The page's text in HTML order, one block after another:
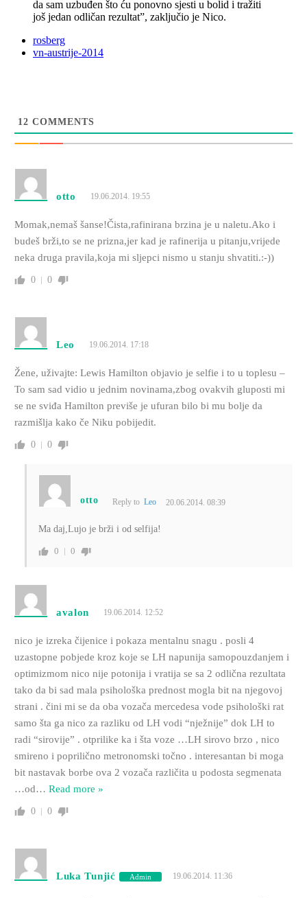
da sam uzbuđen što ću ponovno sjesti u bolid i tražiti
još jedan odličan rezultat”, zaključio je Nico.
rosberg
vn-austrije-2014
12 COMMENTS
otto 19.06.2014. 19:55
Momak,nemaš šanse!Čista,rafinirana brzina je u naletu.Ako i
budeš brži,to se ne prizna,jer kad je rafinerija u pitanju,vrijede
neka druga pravila,koja mi sljepci nismo u stanju shvatiti.:-))
0 0
Leo 19.06.2014. 17:18
Žene, uživajte: Lewis Hamilton objavio je selfie i to u toplesu –
To sam sad vidio u jednim novinama,zbog ovakvih gluposti mi
se ne sviđa Hamilton previše je ufuran bilo bi mu bolje da
razmišlja kako če Niku pobijedit.
0 0
otto Reply to Leo 20.06.2014. 08:39
Ma daj,Lujo je brži i od selfija!
0 0
avalon 19.06.2014. 12:52
nico je izreka čijenice i pokaza mentalnu snagu . posli 4
uzastopne pobjede kroz koje se LH napunija samopouzdanjem i
optimizmom nico nije potonija i vratija se sa 2 odlična rezultata
tako da bi sad mala psihološka prednost mogla bit na njegovoj
strani . čini mi se da oba vozača mercedesa vode psihološki rat
samo šta ga nico za razliku od LH vodi “nježnije” dok LH to
radi “sirovije” . otprilike ka i šta voze …LH sirovo brzo , nico
smireno i poprilično metronomski točno . interesantan bi moga
bit nastavak borbe ova 2 vozača različita u podosta segmenata
…od… Read more »
0 0
Luka Tunjić Admin 19.06.2014. 11:36